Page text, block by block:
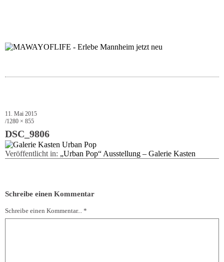
11. Mai 2015
1280 × 855
DSC_9806
Veröffentlicht in: „Urban Pop“ Ausstellung – Galerie Kasten
Schreibe einen Kommentar
Schreibe einen Kommentar... *